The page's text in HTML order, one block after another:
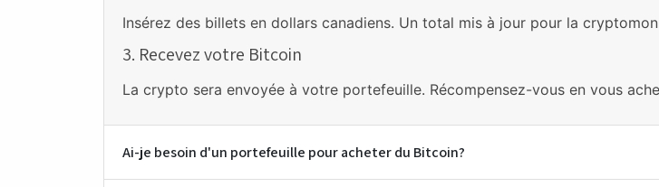
Insérez des billets en dollars canadiens. Un total mis à jour pour la
3. Recevez votre Bitcoin
La crypto sera envoyée à votre portefeuille. Récompensez-vous en vous
Ai-je besoin d'un portefeuille pour acheter du Bitcoin?